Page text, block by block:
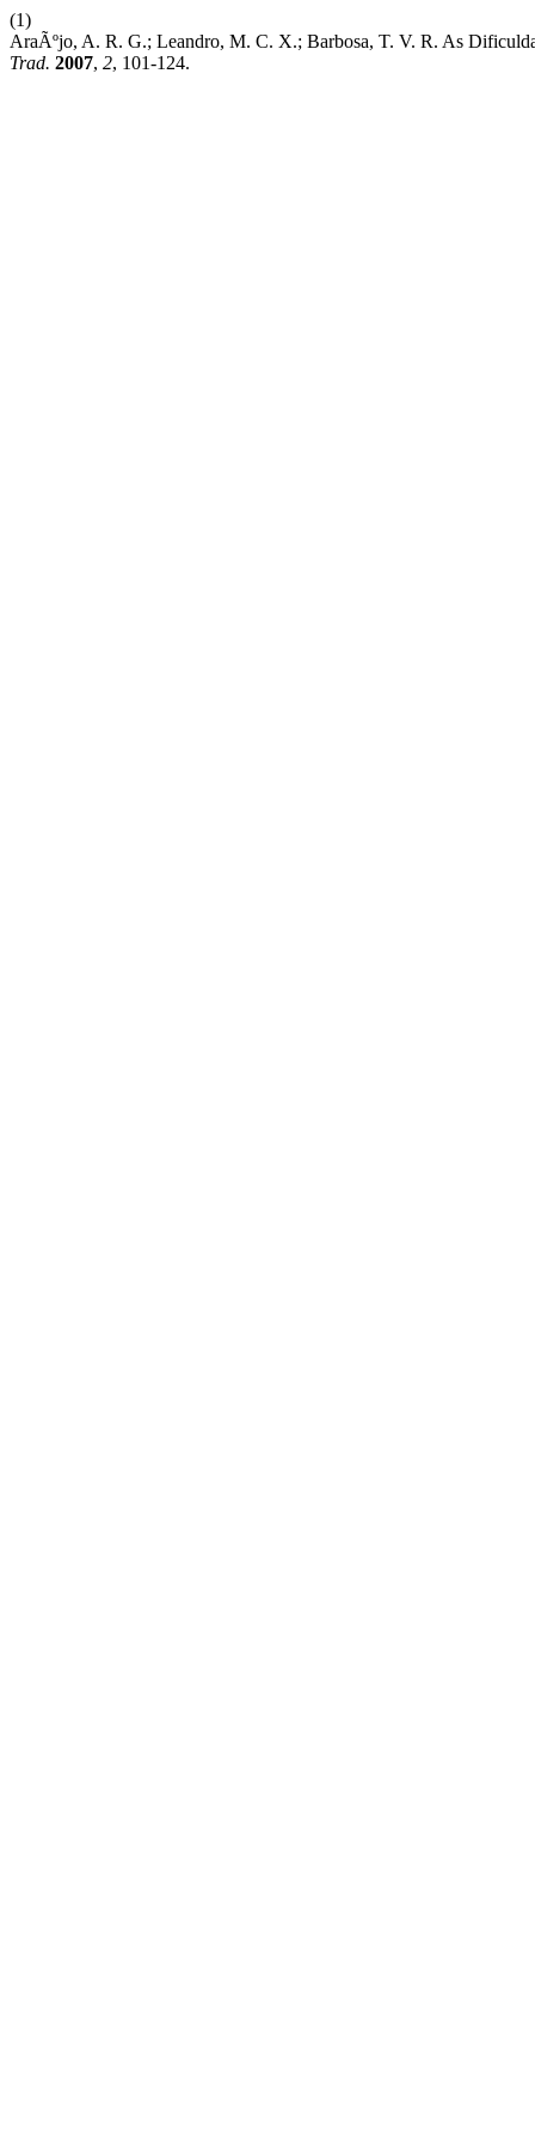
(1)
AraÃºjo, A. R. G.; Leandro, M. C. X.; Barbosa, T. V. R. As
Trad. 2007, 2, 101-124.